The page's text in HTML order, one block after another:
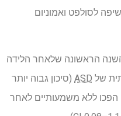
לסולפט ואמוניום
הראשונה שלאחר הלידה
של ASD (סיכון גבוה יותר
הפכו ללא משמעותיים לאחר